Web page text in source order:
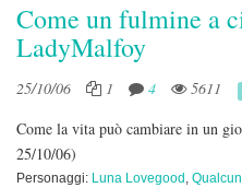
Come un fulmine a
LadyMalfoy
25/10/06 1 4 5611
Come la vita può cambiare in un
25/10/06)
Personaggi: Luna Lovegood ,